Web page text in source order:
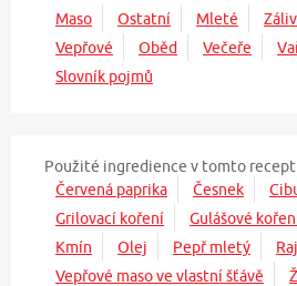
Maso Ostatní Mleté
Vepřové
Oběd Večeře
Slovník pojmů
Použité ingredience v tomto
Červená paprika
Česnek
Grilovací koření
Gulášové
Kmín
Olej Pepř mletý
Vepřové maso ve vlastní šťávě